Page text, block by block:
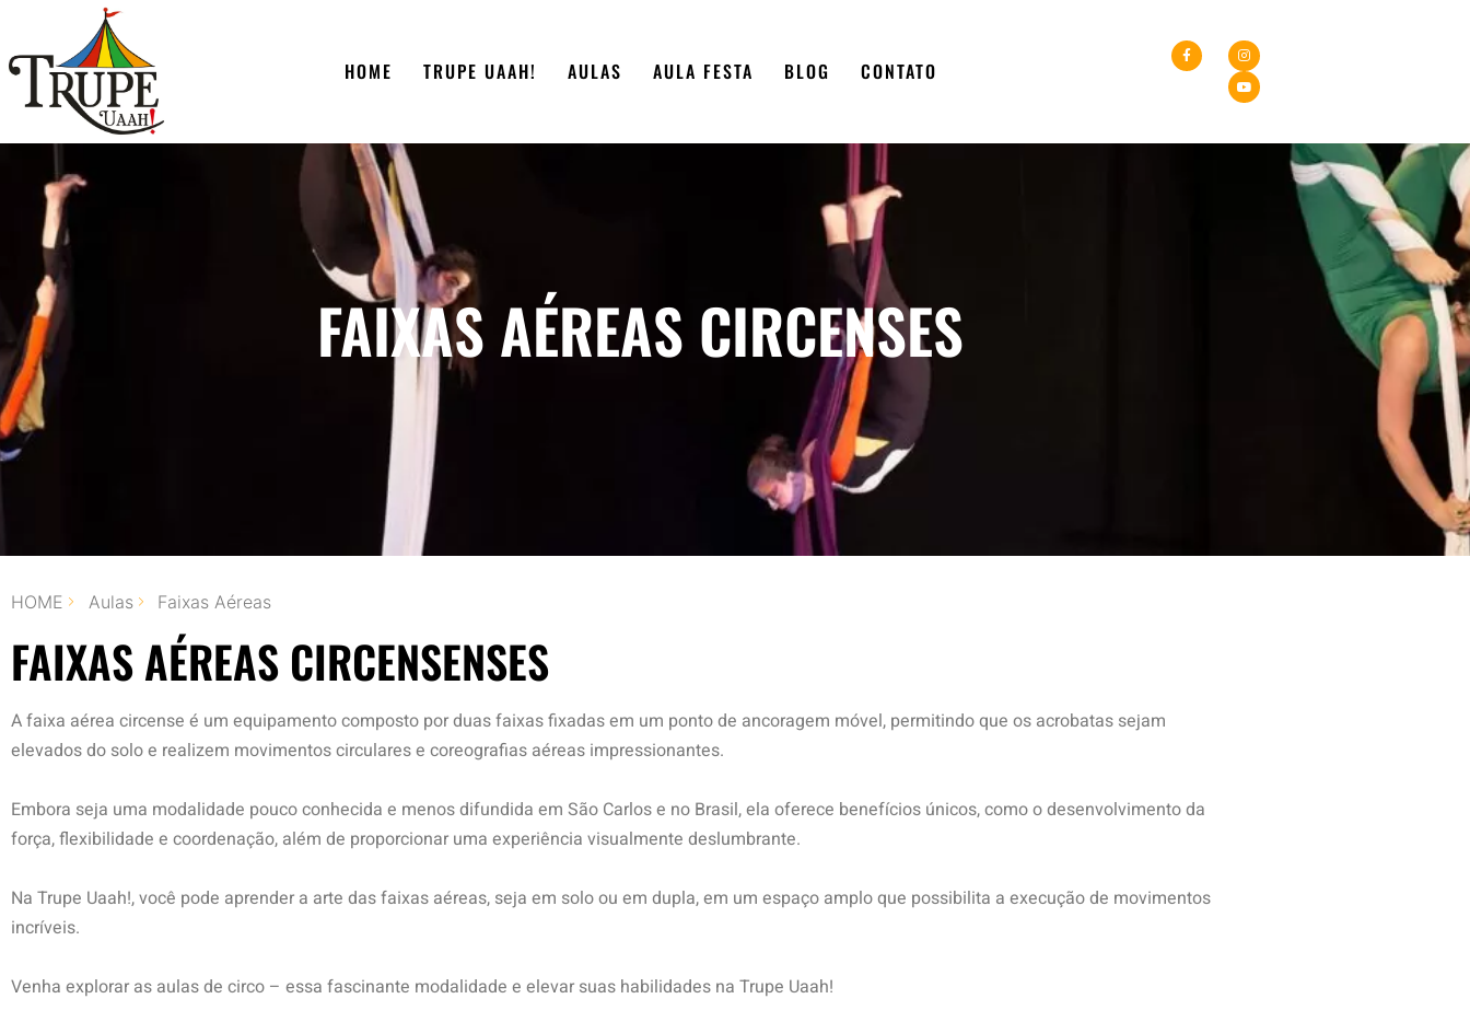
HOME TRUPE UAAH! AULAS AULA FESTA BLOG CONTATO
FAIXAS AÉREAS CIRCENSES
HOME Aulas Faixas Aéreas
FAIXAS AÉREAS CIRCENSENSES
A faixa aérea circense é um equipamento composto por duas faixas fixadas em um ponto de ancoragem móvel, permitindo que os acrobatas sejam
elevados do solo e realizem movimentos circulares e coreografias aéreas impressionantes.
Embora seja uma modalidade pouco conhecida e menos difundida em São Carlos e no Brasil, ela oferece benefícios únicos, como o desenvolvimento da
força, flexibilidade e coordenação, além de proporcionar uma experiência visualmente deslumbrante.
Na Trupe Uaah!, você pode aprender a arte das faixas aéreas, seja em solo ou em dupla, em um espaço amplo que possibilita a execução de movimentos
incríveis.
Venha explorar as aulas de circo – essa fascinante modalidade e elevar suas habilidades na Trupe Uaah!